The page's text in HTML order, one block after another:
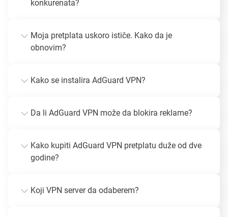
konkurenata?
Moja pretplata uskoro ističe. Kako da je
obnovim?
Kako se instalira AdGuard VPN?
Da li AdGuard VPN može da blokira reklame?
Kako kupiti AdGuard VPN pretplatu duže od dve
godine?
Koji VPN server da odaberem?